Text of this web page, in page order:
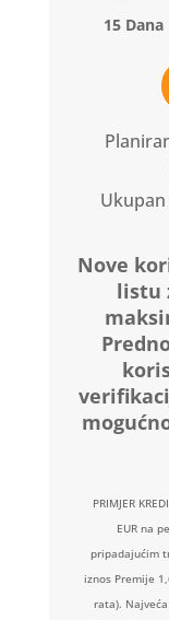
15 Dana
Nove
listu
PRIMJER
EUR na
pripadajućim
iznos Premije
rata).